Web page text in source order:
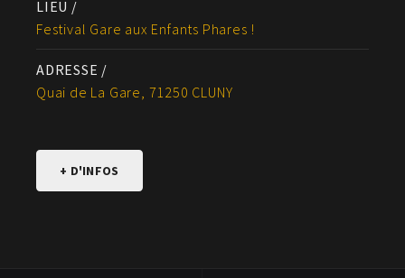
LIEU /
Festival Gare aux Enfants Phares !
ADRESSE /
Quai de La Gare, 71250 CLUNY
+ D'INFOS